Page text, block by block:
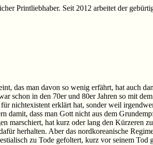
Printliebhaber. Seit 2012 arbeitet der
das man davon so wenig erfährt, hat auch
schon in den 70er und 80er Jahren so mit
nichtexistent erklärt hat, sonder weil
damit, dass man Gott nicht aus dem
marschiert, hat kurz oder lang den Kürzeren
herhalten. Aber das nordkoreanische
zu Tode gefoltert, kurz vor seinem